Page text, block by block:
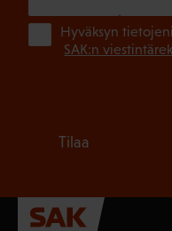
Hyväksyn
SAK:n
Tilaa